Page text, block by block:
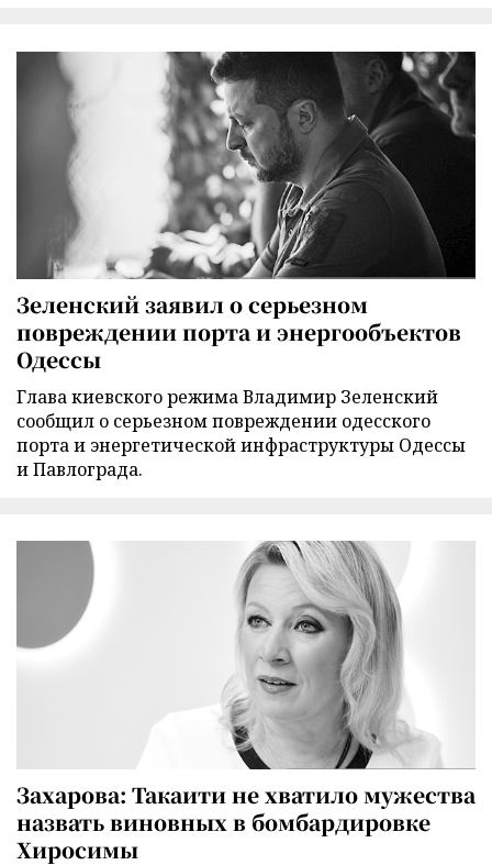
Зеленский заявил о серьезном
повреждении порта и энергообъектов
Одессы
Глава киевского режима Владимир Зеленский
сообщил о серьезном повреждении одесского
порта и энергетической инфраструктуры Одессы
и Павлограда.
Захарова: Такаити не хватило мужества
назвать виновных в бомбардировке
Хиросимы